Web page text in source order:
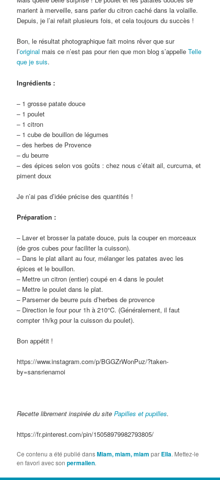
marient à merveille, sans parler du citron caché dans la volaille.
Depuis, je l’ai refait plusieurs fois, et cela toujours du succès !
Bon, le résultat photographique fait moins rêver que sur
l’original mais ce n’est pas pour rien que mon blog s’appelleTelle
que je suis.
Ingrédients :
– 1 grosse patate douce
– 1 poulet
– 1 citron
– 1 cube de bouillon de légumes
– des herbes de Provence
– du beurre
– des épices selon vos goûts : chez nous c’était ail, curcuma, et
piment doux
Je n’ai pas d’idée précise des quantités !
Préparation :
– Laver et brosser la patate douce, puis la couper en morceaux
(de gros cubes pour faciliter la cuisson).
– Dans le plat allant au four, mélanger les patates avec les
épices et le bouillon.
– Mettre un citron (entier) coupé en 4 dans le poulet
– Mettre le poulet dans le plat.
– Parsemer de beurre puis d’herbes de provence
– Direction le four pour 1h à 210°C. (Généralement, il faut
compter 1h/kg pour la cuisson du poulet).
Bon appétit !
https://www.instagram.com/p/BGGZrWonPuz/?taken-
by=sansrienamoi
Recette librement inspirée du sitePapilles et pupilles.
https://fr.pinterest.com/pin/15058979982793805/
Ce contenu a été publié dansMiam, miam, miam par Ella. Mettez-le
en favori avec sonpermalien.